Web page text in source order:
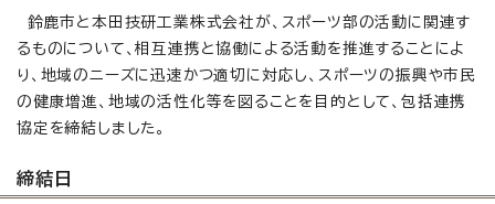
鈴鹿市と本田技研工業株式会社が、スポーツ部の活動に関連す
るものについて、相互連携と協働による活動を推進することによ
り、地域のニーズに迅速かつ適切に対応し、スポーツの振興や市民
の健康増進、地域の活性化等を図ることを目的として、包括連携
協定を締結しました。
締結日